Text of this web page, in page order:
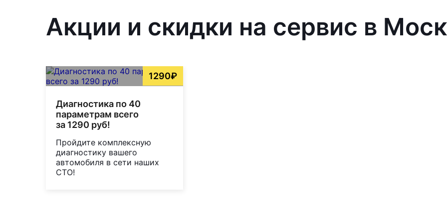
Акции и скидки на сервис в
1290₽
Диагностика по 40
параметрам всего
за 1290 руб!
Пройдите комплексную
диагностику вашего
автомобиля в сети наших
СТО!